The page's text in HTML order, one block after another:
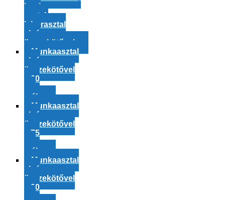
ipari
asztal,
laborasztal
alsó
összekötővel
Munkaasztal
alsó
összekötővel
– 60
mély
Munkaasztal
alsó
összekötővel
– 75
mély
Munkaasztal
alsó
összekötővel
– 90